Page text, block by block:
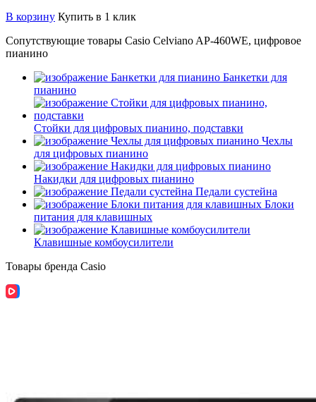
В корзину Купить в 1 клик
Сопутствующие товары Casio Celviano AP-460WE, цифровое
пианино
Банкетки для
пианино
Стойки для цифровых пианино, подставки
Чехлы
для цифровых пианино
Накидки для цифровых пианино
Педали сустейна
Блоки
питания для клавишных
Клавишные комбоусилители
Товары бренда Casio